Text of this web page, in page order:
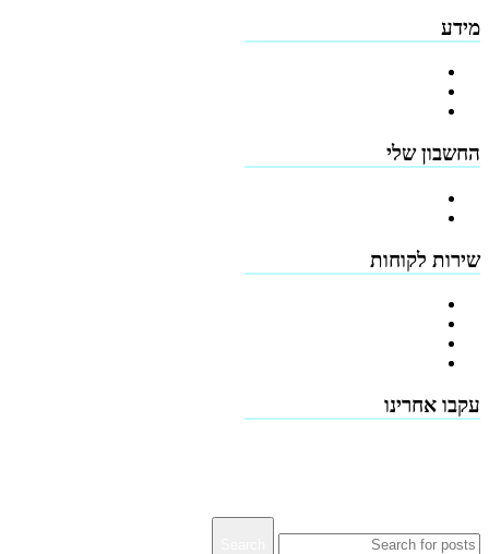
מידע
החשבון שלי
שירות לקוחות
עקבו אחרינו